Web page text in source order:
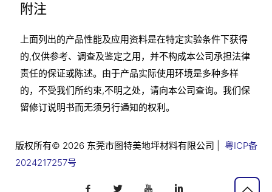
附注
上面列出的产品性能及应用资料是在特定实验条件下获得
的,仅供参考、调查及鉴定之用，并不构成本公司承担法律
责任的保证或陈述。由于产品实际使用环境是多种多样
的，不受我们所约束,不明之处，请向本公司查询。我们保
留修订说明书而无须另行通知的权利。
版权所有© 2026 东莞市图特美地坪材料有限公司 |粤ICP备
2024217257号